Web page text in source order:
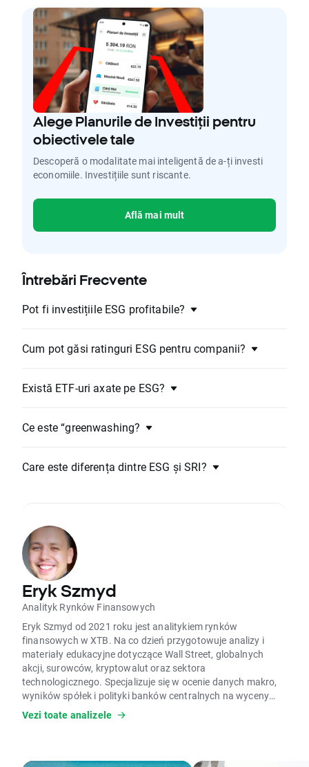
Alege Planurile de Investiții pentru
obiectivele tale
Descoperă o modalitate mai inteligentă de a-ți investi
economiile. Investițiile sunt riscante.
Află mai mult
Întrebări Frecvente
Pot fi investițiile ESG profitabile?
Cum pot găsi ratinguri ESG pentru companii?
Există ETF-uri axate pe ESG?
Ce este “greenwashing?
Care este diferența dintre ESG și SRI?
Eryk Szmyd
Analityk Rynków Finansowych
Eryk Szmyd od 2021 roku jest analitykiem rynków
finansowych w XTB. Na co dzień przygotowuje analizy i
materiały edukacyjne dotyczące Wall Street, globalnych
akcji, surowców, kryptowalut oraz sektora
technologicznego. Specjalizuje się w ocenie danych makro,
wyników spółek i polityki banków centralnych na wyceny
aktywów. W pracy wykorzystuje analizę fundamentalną,
modele wyceny, analizę makroekonomiczną czy dane
Vezi toate analizele